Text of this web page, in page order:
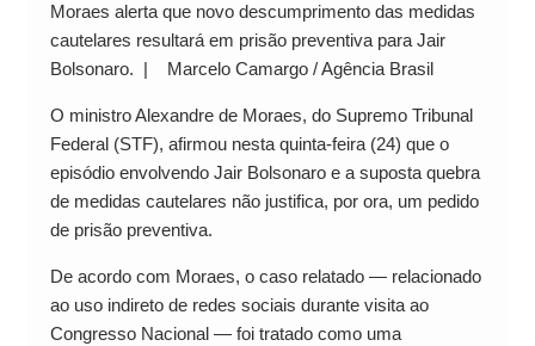
Moraes alerta que novo descumprimento das medidas
cautelares resultará em prisão preventiva para Jair
Bolsonaro. | Marcelo Camargo / Agência Brasil
O ministro Alexandre de Moraes, do Supremo Tribunal
Federal (STF), afirmou nesta quinta-feira (24) que o
episódio envolvendo Jair Bolsonaro e a suposta quebra
de medidas cautelares não justifica, por ora, um pedido
de prisão preventiva.
De acordo com Moraes, o caso relatado — relacionado
ao uso indireto de redes sociais durante visita ao
Congresso Nacional — foi tratado como uma